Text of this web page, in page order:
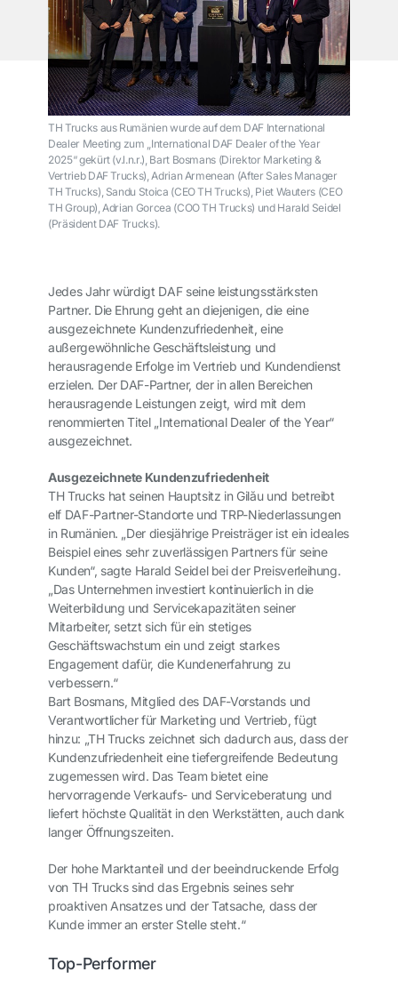
TH Trucks aus Rumänien wurde auf dem DAF International
Dealer Meeting zum „International DAF Dealer of the Year
2025“ gekürt (v.l.n.r.), Bart Bosmans (Direktor Marketing &
Vertrieb DAF Trucks), Adrian Armenean (After Sales Manager
TH Trucks), Sandu Stoica (CEO TH Trucks), Piet Wauters (CEO
TH Group), Adrian Gorcea (COO TH Trucks) und Harald Seidel
(Präsident DAF Trucks).
Jedes Jahr würdigt DAF seine leistungsstärksten
Partner. Die Ehrung geht an diejenigen, die eine
ausgezeichnete Kundenzufriedenheit, eine
außergewöhnliche Geschäftsleistung und
herausragende Erfolge im Vertrieb und Kundendienst
erzielen. Der DAF-Partner, der in allen Bereichen
herausragende Leistungen zeigt, wird mit dem
renommierten Titel „International Dealer of the Year“
ausgezeichnet.
Ausgezeichnete Kundenzufriedenheit
TH Trucks hat seinen Hauptsitz in Gilău und betreibt
elf DAF-Partner-Standorte und TRP-Niederlassungen
in Rumänien. „Der diesjährige Preisträger ist ein ideales
Beispiel eines sehr zuverlässigen Partners für seine
Kunden“, sagte Harald Seidel bei der Preisverleihung.
„Das Unternehmen investiert kontinuierlich in die
Weiterbildung und Servicekapazitäten seiner
Mitarbeiter, setzt sich für ein stetiges
Geschäftswachstum ein und zeigt starkes
Engagement dafür, die Kundenerfahrung zu
verbessern.“
Bart Bosmans, Mitglied des DAF-Vorstands und
Verantwortlicher für Marketing und Vertrieb, fügt
hinzu: „TH Trucks zeichnet sich dadurch aus, dass der
Kundenzufriedenheit eine tiefergreifende Bedeutung
zugemessen wird. Das Team bietet eine
hervorragende Verkaufs- und Serviceberatung und
liefert höchste Qualität in den Werkstätten, auch dank
langer Öffnungszeiten.
Der hohe Marktanteil und der beeindruckende Erfolg
von TH Trucks sind das Ergebnis seines sehr
proaktiven Ansatzes und der Tatsache, dass der
Kunde immer an erster Stelle steht.“
Top-Performer